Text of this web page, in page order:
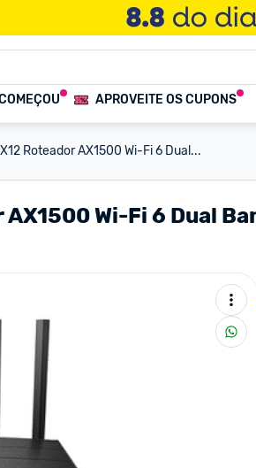
APROVEITE OS CUPONS
Roteador AX1500 Wi-Fi 6 Dual...
Wi-Fi 6 Dual